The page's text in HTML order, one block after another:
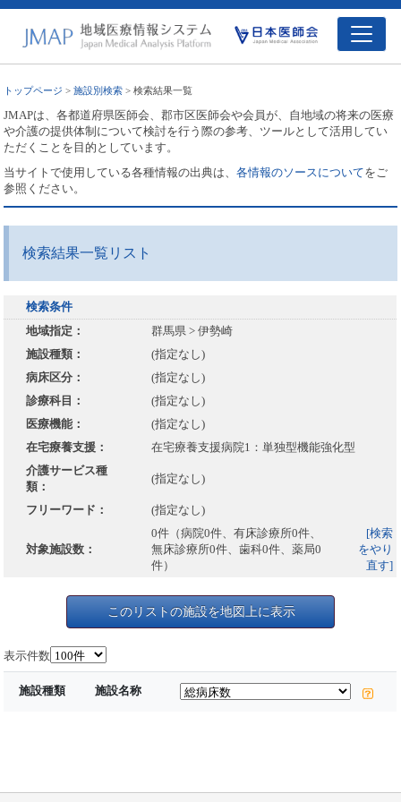
トップページ >施設別検索 > 検索結果一覧
JMAPは、各都道府県医師会、郡市区医師会や会員が、自地域の将来の医療
や介護の提供体制について検討を行う際の参考、ツールとして活用してい
ただくことを目的としています。
当サイトで使用している各種情報の出典は、各情報のソースについてをご
参照ください。
検索結果一覧リスト
検索条件
地域指定：
群馬県 > 伊勢崎
施設種類：
(指定なし)
病床区分：
(指定なし)
診療科目：
(指定なし)
医療機能：
(指定なし)
在宅療養支援：
在宅療養支援病院1：単独型機能強化型
介護サービス種
類：
(指定なし)
フリーワード： (指定なし)
対象施設数：
0件（病院0件、有床診療所0件、
無床診療所0件、歯科0件、薬局0
件）
[検索
をやり
直す]
このリストの施設を地図上に表示
表示件数
施設種類 施設名称